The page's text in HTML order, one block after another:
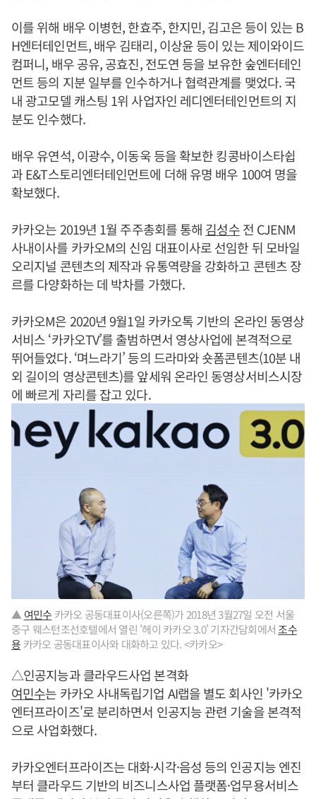
이를 위해 배우 이병헌, 한효주, 한지민, 김고은 등이 있는 B
H엔터테인먼트, 배우 김태리, 이상윤 등이 있는 제이와이드
컴퍼니, 배우 공유, 공효진, 전도연 등을 보유한 숲엔터테인
먼트 등의 지분 일부를 인수하거나 협력관계를 맺었다. 국
내 광고모델 캐스팅 1위 사업자인 레디엔터테인먼트의 지
분도 인수했다.
배우 유연석, 이광수, 이동욱 등을 확보한 킹콩바이스타쉽
과 E&T스토리엔터테인먼트에 더해 유명 배우 100여 명을
확보했다.
카카오는 2019년 1월 주주총회를 통해 김성수전 CJENM
사내이사를 카카오M의 신임 대표이사로 선임한 뒤 모바일
오리지널 콘텐츠의 제작과 유통역량을 강화하고 콘텐츠 장
르를 다양화하는 데 박차를 가했다.
카카오M은 2020년 9월1일 카카오톡 기반의 온라인 동영상
서비스 ‘카카오TV’를 출범하면서 영상사업에 본격적으로
뛰어들었다. ‘며느라기’ 등의 드라마와 숏폼콘텐츠(10분 내
외 길이의 영상콘텐츠)를 앞세워 온라인 동영상서비스시장
에 빠르게 자리를 잡고 있다.
▲ 여민수 카카오 공동대표이사(오른쪽)가 2018년 3월27일 오전 서울
중구 웨스턴조선호텔에서 열린 '헤이 카카오 3.0' 기자간담회에서조수
용 카카오 공동대표이사와 대화하고 있다. <카카오>
△인공지능과 클라우드사업 본격화
여민수는 카카오 사내독립기업 AI랩을 별도 회사인 '카카오
엔터프라이즈'로 분리하면서 인공지능 관련 기술을 본격적
으로 사업화했다.
카카오엔터프라이즈는 대화·시각·음성 등의 인공지능 엔진
부터 클라우드 기반의 비즈니스사업 플랫폼·업무용서비스